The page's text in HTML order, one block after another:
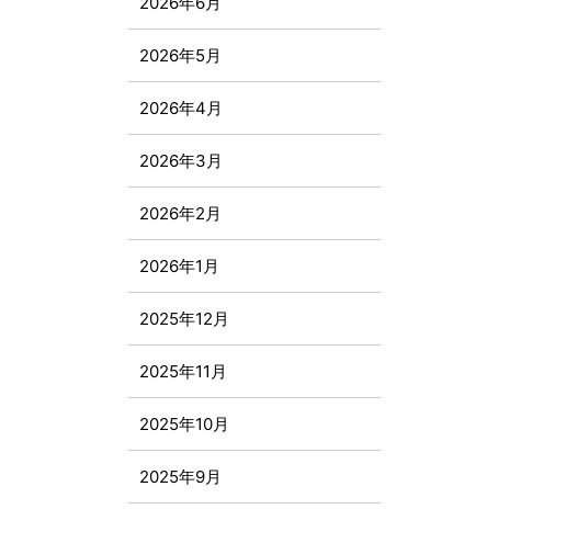
2026年5月
2026年4月
2026年3月
2026年2月
2026年1月
2025年12月
2025年11月
2025年10月
2025年9月